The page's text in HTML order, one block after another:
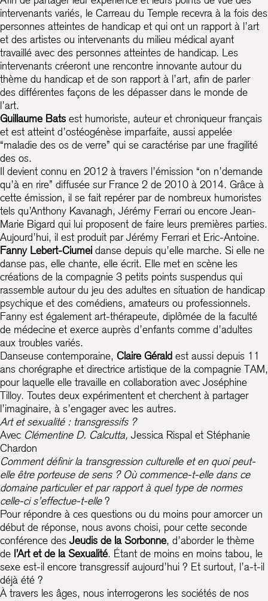
intervenants variés, le Carreau du Temple recevra à la fois des
personnes atteintes de handicap et qui ont un rapport à l’art
et des artistes ou intervenants du milieu médical ayant
travaillé avec des personnes atteintes de handicap. Les
intervenants créeront une rencontre innovante autour du
thème du handicap et de son rapport à l’art, afin de parler
des différentes façons de les dépasser dans le monde de
l’art.
Guillaume Bats est humoriste, auteur et chroniqueur français
et est atteint d’ostéogénèse imparfaite, aussi appelée
“maladie des os de verre” qui se caractérise par une fragilité
des os.
Il devient connu en 2012 à travers l’émission “on n’demande
qu’à en rire” diffusée sur France 2 de 2010 à 2014. Grâce à
cette émission, il se fait repérer par de nombreux humoristes
tels qu’Anthony Kavanagh, Jérémy Ferrari ou encore Jean-
Marie Bigard qui lui proposent de faire leurs premières parties.
Aujourd’hui, il est produit par Jérémy Ferrari et Eric-Antoine.
Fanny Lebert-Ciumei danse depuis qu’elle marche. Si elle ne
danse pas, elle chante, elle écrit. Elle met en scène les
créations de la compagnie 3 petits points suspendus qui
rassemble autour du jeu des adultes en situation de handicap
psychique et des comédiens, amateurs ou professionnels.
Fanny est également art-thérapeute, diplômée de la faculté
de médecine et exerce auprès d’enfants comme d’adultes
aux troubles variés.
Danseuse contemporaine, Claire Gérald est aussi depuis 11
ans chorégraphe et directrice artistique de la compagnie TAM,
pour laquelle elle travaille en collaboration avec Joséphine
Tilloy. Toutes deux expérimentent et cherchent à partager
l’imaginaire, à s’engager avec les autres.
Art et sexualité : transgressifs ?
Avec Clémentine D. Calcutta, Jessica Rispal et Stéphanie
Chardon
Comment définir la transgression culturelle et en quoi peut-
elle être porteuse de sens ? Où commence-t-elle dans ce
domaine particulier et par rapport à quel type de normes
celle-ci s’effectue-t-elle?
Pour répondre à ces questions ou du moins pour amorcer un
début de réponse, nous avons choisi, pour cette seconde
conférence desJeudis de la Sorbonne, d’aborder le thème
de l’Art et de la Sexualité. Étant de moins en moins tabou, le
sexe est-il encore transgressif aujourd’hui ? Et surtout, l’a-t-il
déjà été ?
À travers les âges, nous interrogerons les sociétés de nos